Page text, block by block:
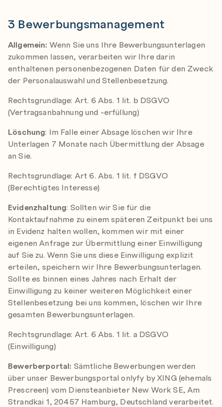
3 Bewerbungsmanagement
Allgemein: Wenn Sie uns Ihre Bewerbungsunterlagen
zukommen lassen, verarbeiten wir Ihre darin
enthaltenen personenbezogenen Daten für den Zweck
der Personalauswahl und Stellenbesetzung.
Rechtsgrundlage: Art. 6 Abs. 1 lit. b DSGVO
(Vertragsanbahnung und -erfüllung)
Löschung: Im Falle einer Absage löschen wir Ihre
Unterlagen 7 Monate nach Übermittlung der Absage
an Sie.
Rechtsgrundlage: Art 6. Abs. 1 lit. f DSGVO
(Berechtigtes Interesse)
Evidenzhaltung: Sollten wir Sie für die
Kontaktaufnahme zu einem späteren Zeitpunkt bei uns
in Evidenz halten wollen, kommen wir mit einer
eigenen Anfrage zur Übermittlung einer Einwilligung
auf Sie zu. Wenn Sie uns diese Einwilligung explizit
erteilen, speichern wir Ihre Bewerbungsunterlagen.
Sollte es binnen eines Jahres nach Erhalt der
Einwilligung zu keiner weiteren Möglichkeit einer
Stellenbesetzung bei uns kommen, löschen wir Ihre
gesamten Bewerbungsunterlagen.
Rechtsgrundlage: Art. 6 Abs. 1 lit. a DSGVO
(Einwilligung)
Bewerberportal: Sämtliche Bewerbungen werden
über unser Bewerbungsportal onlyfy by XING (ehemals
Prescreen) vom Diensteanbieter New Work SE, Am
Strandkai 1, 20457 Hamburg, Deutschland verarbeitet.